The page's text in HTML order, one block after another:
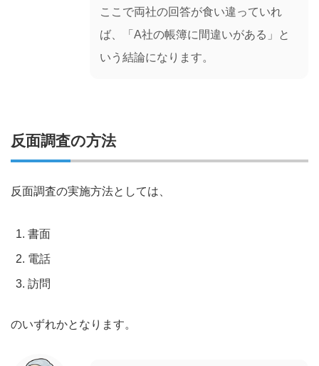
ここで両社の回答が食い違っていれ
ば、「A社の帳簿に間違いがある」と
いう結論になります。
反面調査の方法
反面調査の実施方法としては、
書面
電話
訪問
のいずれかとなります。